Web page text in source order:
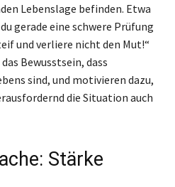
Lebenslage befinden. Etwa
gerade eine schwere Prüfung
und verliere nicht den Mut!“
Bewusstsein, dass
sind, und motivieren dazu,
die Situation auch
Stärke